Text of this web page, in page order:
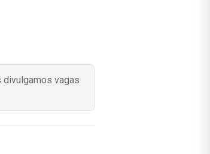
divulgamos vagas